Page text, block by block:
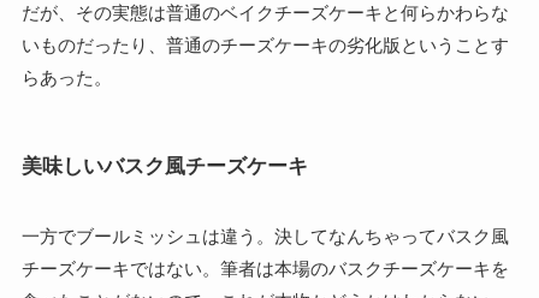
だが、その実態は普通のベイクチーズケーキと何らかわらな
いものだったり、普通のチーズケーキの劣化版ということす
らあった。
美味しいバスク風チーズケーキ
一方でブールミッシュは違う。決してなんちゃってバスク風
チーズケーキではない。筆者は本場のバスクチーズケーキを